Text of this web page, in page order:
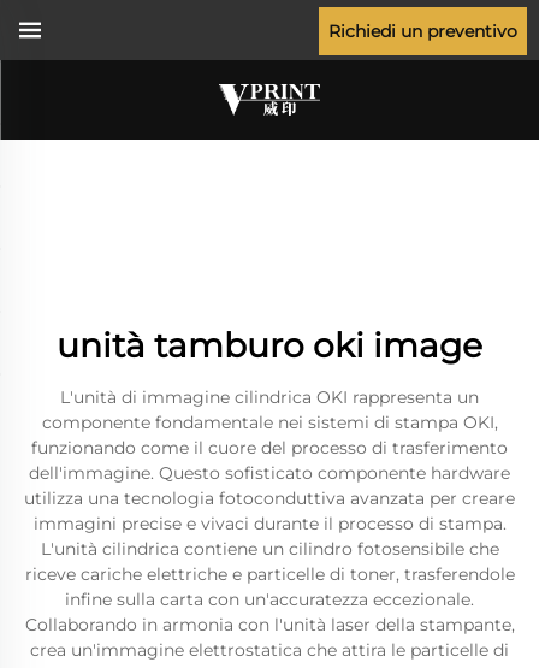
Richiedi un preventivo
unità tamburo oki image
L'unità di immagine cilindrica OKI rappresenta un
componente fondamentale nei sistemi di stampa OKI,
funzionando come il cuore del processo di trasferimento
dell'immagine. Questo sofisticato componente hardware
utilizza una tecnologia fotoconduttiva avanzata per creare
immagini precise e vivaci durante il processo di stampa.
L'unità cilindrica contiene un cilindro fotosensibile che
riceve cariche elettriche e particelle di toner, trasferendole
infine sulla carta con un'accuratezza eccezionale.
Collaborando in armonia con l'unità laser della stampante,
crea un'immagine elettrostatica che attira le particelle di